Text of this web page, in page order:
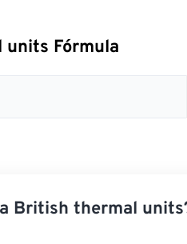
Fórmula
British thermal